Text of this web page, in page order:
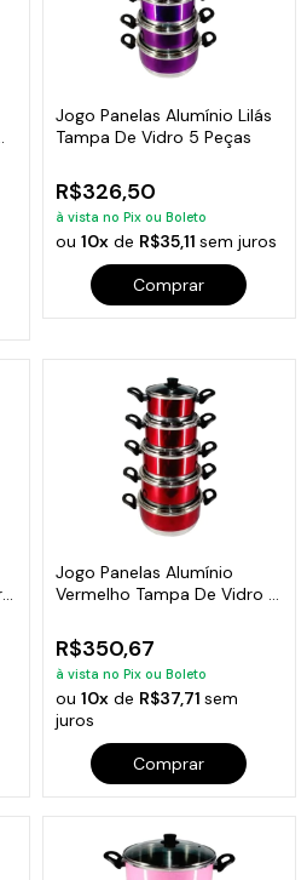
Jogo Panelas Alumínio Lilás
Tampa De Vidro 5 Peças
R$326,50
à vista no Pix ou Boleto
ou 10xde R$35,11 sem juros
Comprar
Jogo Panelas Alumínio
Vermelho Tampa De Vidro 5
R$350,67
à vista no Pix ou Boleto
ou 10xde R$37,71 sem
juros
Comprar